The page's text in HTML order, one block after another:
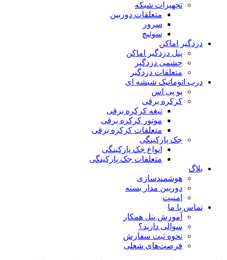
تجهیزات شبکه
متعلقات دوربین
سرور
سوئیچ
دزدگیر اماکن
پنل دزدگیر اماکن
چشمی دزدگیر
متعلقات دزدگیر
درب اتوماتیک شیشه ای
یو پی اس
کرکره برقی
تیغه کرکره برقی
موتور کرکره برقی
متعلقات کرکره برقی
جک پارکینگی
انواع جک پارکینگی
متعلقات جک پارکینگی
بلاگ
هوشمندسازی
دوربین مدار بسته
امنیت
تماس با ما
آموزش پنل همکار
سوالی دارید؟
نحوه ثبت سفارش
فرصت‌های شغلی